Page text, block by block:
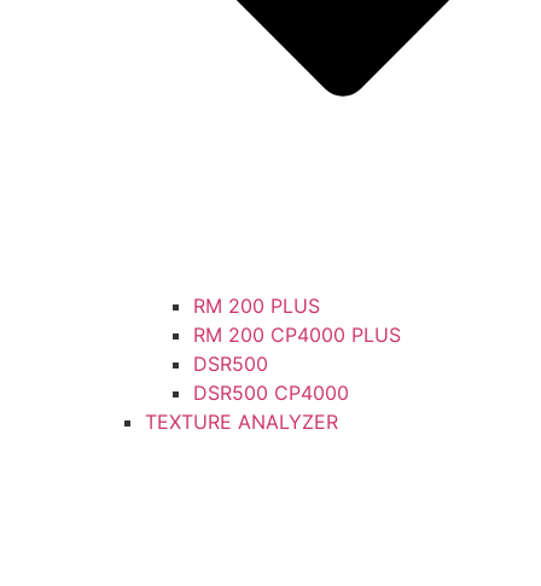
RM 200 PLUS
RM 200 CP4000 PLUS
DSR500
DSR500 CP4000
TEXTURE ANALYZER